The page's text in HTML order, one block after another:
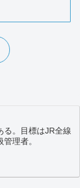
る。目標はJR全線
理者。